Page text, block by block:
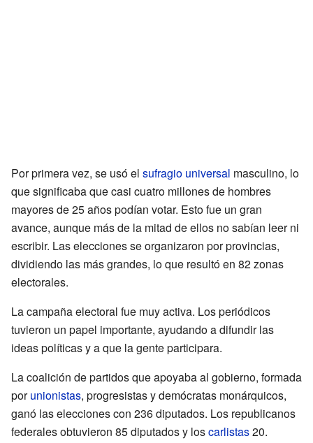
Por primera vez, se usó el sufragio universal masculino, lo
que significaba que casi cuatro millones de hombres
mayores de 25 años podían votar. Esto fue un gran
avance, aunque más de la mitad de ellos no sabían leer ni
escribir. Las elecciones se organizaron por provincias,
dividiendo las más grandes, lo que resultó en 82 zonas
electorales.
La campaña electoral fue muy activa. Los periódicos
tuvieron un papel importante, ayudando a difundir las
ideas políticas y a que la gente participara.
La coalición de partidos que apoyaba al gobierno, formada
porunionistas, progresistas y demócratas monárquicos,
ganó las elecciones con 236 diputados. Los republicanos
federales obtuvieron 85 diputados y loscarlistas20.